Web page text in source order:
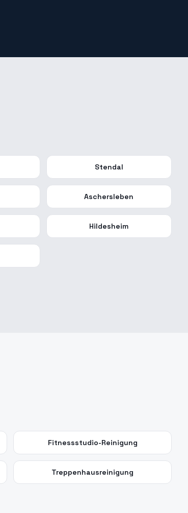
Stendal
Aschersleben
Hildesheim
Fitnessstudio-Reinigung
Treppenhausreinigung